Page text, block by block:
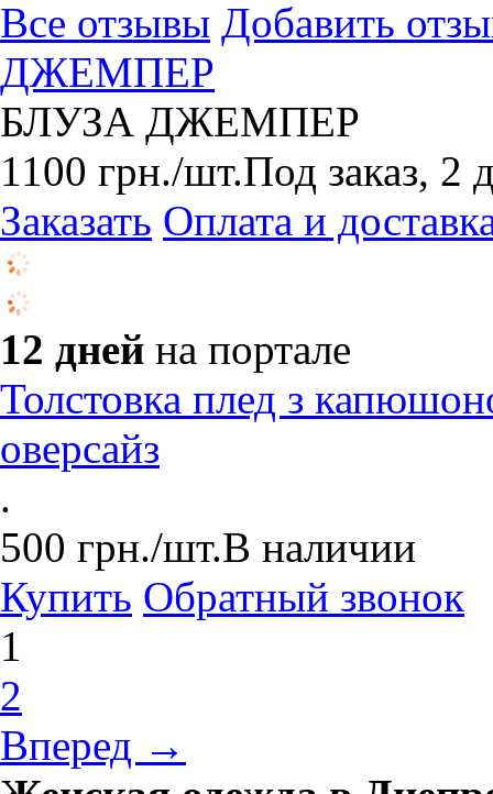
Все отзывы Добавить
ДЖЕМПЕР
БЛУЗА ДЖЕМПЕР
1100 грн./шт.Под заказ, 2
Заказать Оплата и
12 дней на портале
Толстовка плед з
оверсайз
.
500 грн./шт.В наличии
Купить Обратный звонок
1
2
Вперед →